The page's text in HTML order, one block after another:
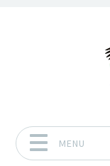
MENU